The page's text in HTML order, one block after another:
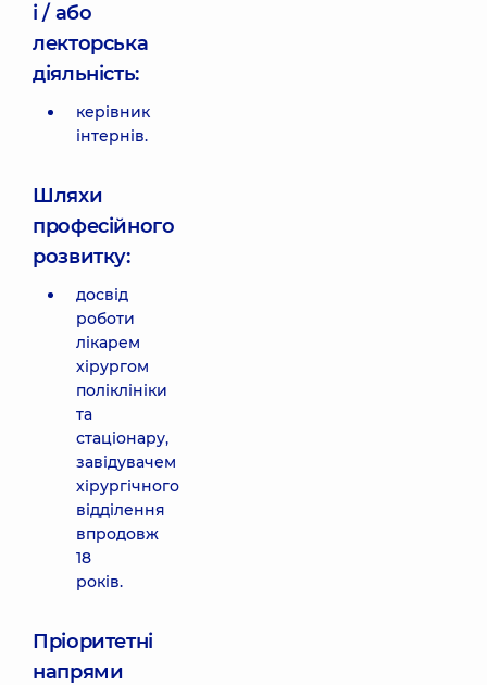
і / або
лекторська
діяльність:
керівник
інтернів.
Шляхи
професійного
розвитку:
досвід
роботи
лікарем
хірургом
поліклініки
та
стаціонару,
завідувачем
хірургічного
відділення
впродовж
18
років.
Пріоритетні
напрями